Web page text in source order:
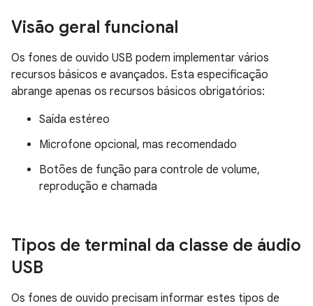
Visão geral funcional
Os fones de ouvido USB podem implementar vários
recursos básicos e avançados. Esta especificação
abrange apenas os recursos básicos obrigatórios:
Saída estéreo
Microfone opcional, mas recomendado
Botões de função para controle de volume,
reprodução e chamada
Tipos de terminal da classe de áudio
USB
Os fones de ouvido precisam informar estes tipos de